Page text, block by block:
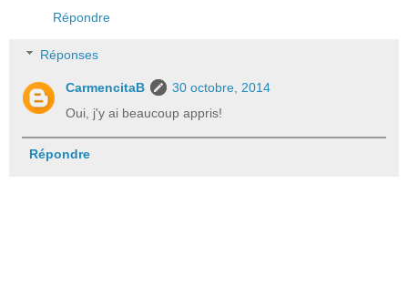
Répondre
Réponses
CarmencitaB
30 octobre, 2014
Oui, j'y ai beaucoup appris!
Répondre